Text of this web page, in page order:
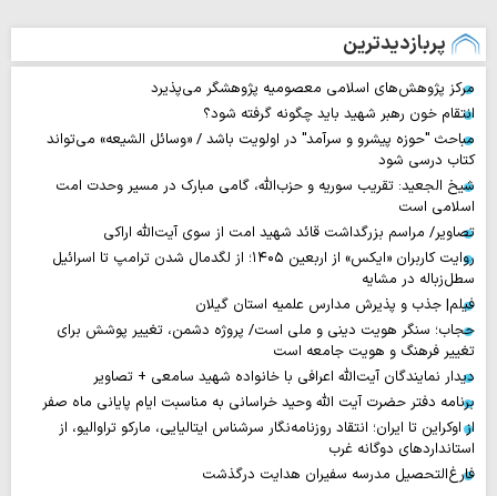
پربازدیدترین
مرکز پژوهش‌های اسلامی معصومیه پژوهشگر می‌پذیرد
انتقام خون رهبر شهید باید چگونه گرفته شود؟
مباحث "حوزه پیشرو و سرآمد" در اولویت باشد / «وسائل الشیعه» می‌تواند
کتاب درسی شود
شیخ الجعید: تقریب سوریه و حزب‌الله، گامی مبارک در مسیر وحدت امت
اسلامی است
تصاویر/ مراسم بزرگداشت قائد شهید امت از سوی آیت‌الله اراکی
روایت‌ کاربران «ایکس» از اربعین ۱۴۰۵؛ از لگدمال شدن ترامپ تا اسرائیل
سطل‌زباله‌ در مشایه
فیلم| جذب و پذیرش مدارس علمیه استان گیلان
حجاب؛ سنگر هویت دینی و ملی است/ پروژه دشمن، تغییر پوشش برای
تغییر فرهنگ و هویت جامعه است
دیدار نمایندگان آیت‌الله اعرافی با خانواده شهید سامعی + تصاویر
برنامه دفتر حضرت آیت الله وحید خراسانی به مناسبت ایام پایانی ماه صفر
از اوکراین تا ایران؛ انتقاد روزنامه‌نگار سرشناس ایتالیایی، مارکو تراوالیو، از
استانداردهای دوگانه غرب
فارغ‌التحصیل مدرسه سفیران هدایت درگذشت